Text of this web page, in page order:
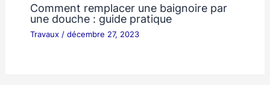
Comment remplacer une baignoire par
une douche : guide pratique
Travaux/ décembre 27, 2023